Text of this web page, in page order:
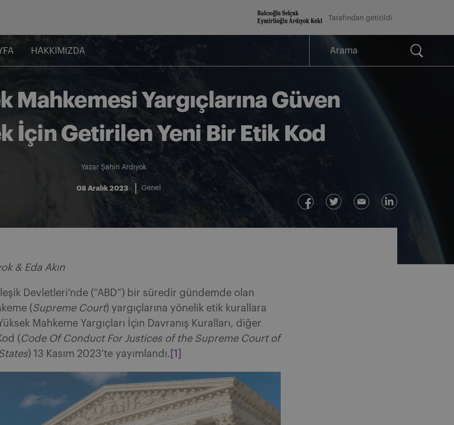
Tarafından getirildi
HAKKIMIZDA
Arama
Mahkemesi Yargıçlarına Güven
İçin Getirilen Yeni Bir Etik Kod
Yazar Şahin Ardıyok
08 Aralık 2023 Genel
& Eda Akın
Devletleri’nde (“ABD”) bir süredir gündemde olan
( Supreme Court) yargıçlarına yönelik etik kurallara
Mahkeme Yargıçları İçı̇n Davranış Kuralları, diğer
( Code Of Conduct For Justices of the Supreme Court of
) 13 Kasım 2023’te yayımlandı. [1]